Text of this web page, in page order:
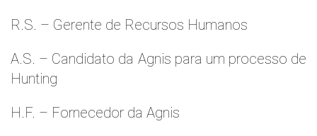
R.S. – Gerente de Recursos Humanos
A.S. – Candidato da Agnis para um processo de
Hunting
H.F. – Fornecedor da Agnis